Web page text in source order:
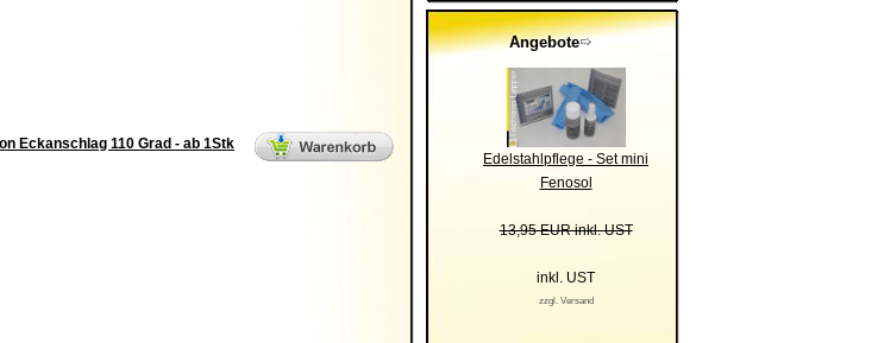
Eckanschlag 110 Grad - ab 1Stk
Angebote
Edelstahlpflege - Set mini
Fenosol
13,95 EUR inkl. UST
inkl. UST
zzgl. Versand